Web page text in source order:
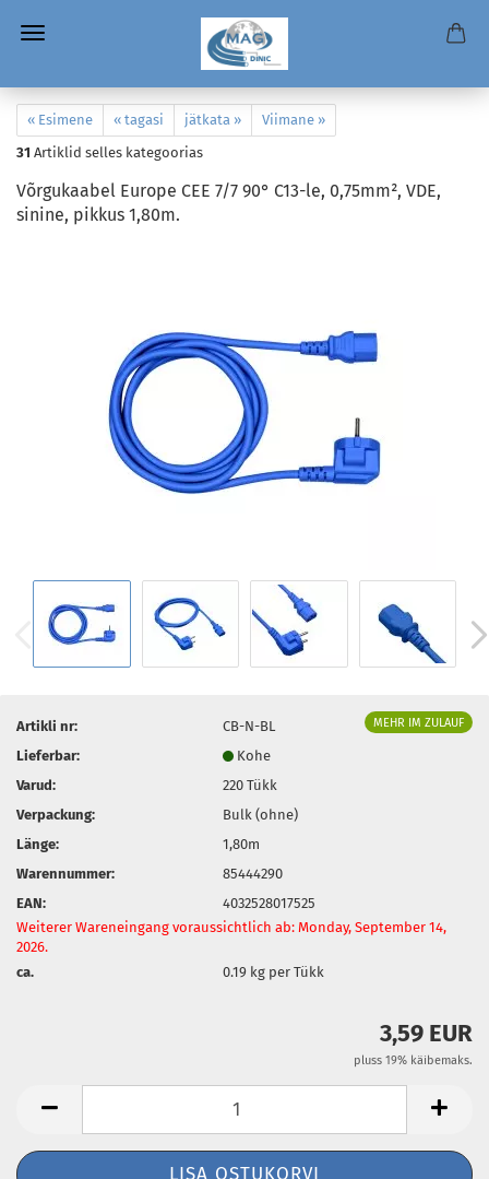
« Esimene « tagasi jätkata »
Viimane »
31 Artiklid selles kategoorias
Võrgukaabel Europe CEE 7/7 90° C13-le, 0,75mm², VDE,
sinine, pikkus 1,80m.
MEHR IM ZULAUF
Artikli nr:
CB-N-BL
Lieferbar:
Kohe
Varud:
220Tükk
Verpackung:
Bulk (ohne)
Länge:
1,80m
Warennummer:
85444290
EAN:
4032528017525
Weiterer Wareneingang voraussichtlich ab: Monday, September 14,
2026.
ca.
0.19 kg per Tükk
3,59 EUR
pluss 19% käibemaks.